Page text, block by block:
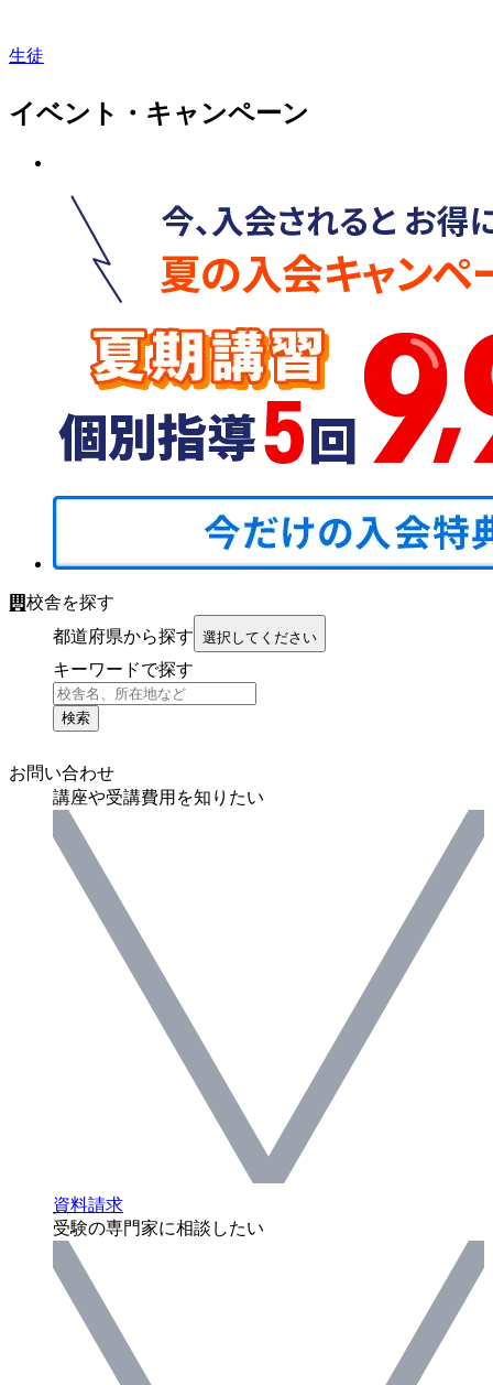
生徒
イベント・キャンペーン
校舎を探す
都道府県から探す 選択してください
キーワードで探す
検索
お問い合わせ
講座や受講費用を知りたい
資料請求
受験の専門家に相談したい